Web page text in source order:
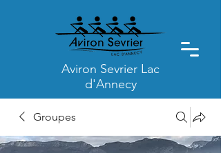
Aviron Sevrier Lac
d'Annecy
Groupes